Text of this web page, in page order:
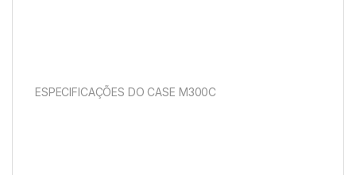
ESPECIFICAÇÕES DO CASE M300C